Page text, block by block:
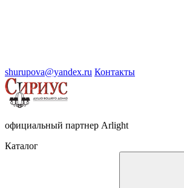
shurupova@yandex.ru Контакты
официальный партнер Arlight
Каталог